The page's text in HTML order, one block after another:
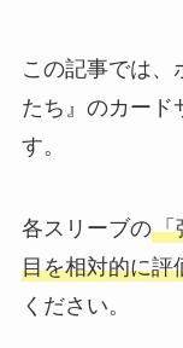
この記事では、
たち』のカード
す。
各スリーブの「
目を相対的に評
ください。